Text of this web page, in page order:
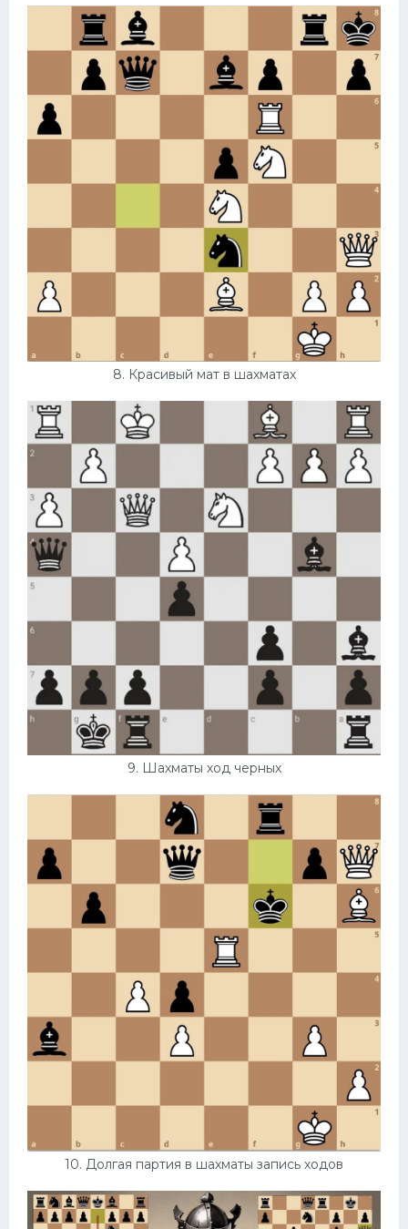
8. Красивый мат в шахматах
9. Шахматы ход черных
10. Долгая партия в шахматы запись ходов